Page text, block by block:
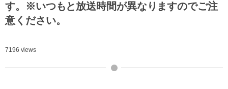
す。※いつもと放送時間が異なりますのでご注
意ください。
7196 views